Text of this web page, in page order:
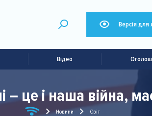
Версія
Відео
– це і наша війна,
Новини Світ